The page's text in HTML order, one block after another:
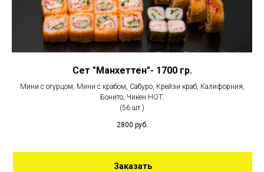
Сет "Манхеттен"- 1700 гр.
Мини с огурцом, Мини с крабом, Сабуро, Крейзи краб, Калифорния,
Бонито, Чикен HOT.
(56 шт.)
2800 руб.
Заказать